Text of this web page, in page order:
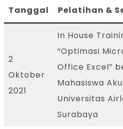
Tanggal Pelatihan &
2
Oktober
2021
In House
“Optimasi
Office Excel”
Mahasiswa
Universitas
Surabaya